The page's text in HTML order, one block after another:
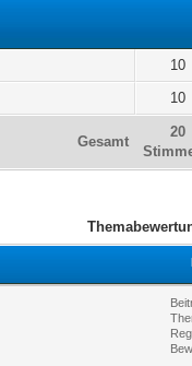
10
10
Gesamt
20